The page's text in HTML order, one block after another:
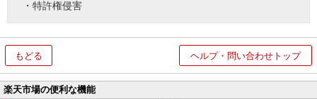
・特許権侵害
もどる ヘルプ・問い合わせトップ
楽天市場の便利な機能